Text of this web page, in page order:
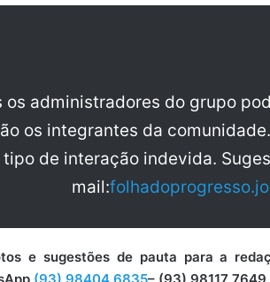
os administradores do grupo
os integrantes da
tipo de interação indevida.
mail:
e sugestões de pauta para a